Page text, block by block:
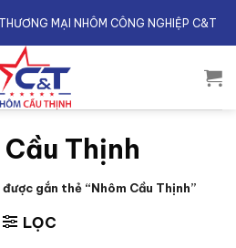
MẠI NHÔM CÔNG NGHIỆP C&T
Cầu Thịnh
được gắn thẻ “Nhôm Cầu Thịnh”
LỌC